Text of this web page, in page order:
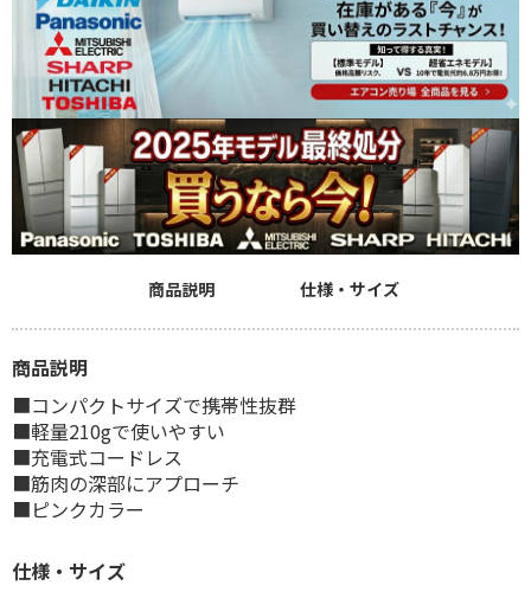
商品説明 仕様・サイズ
商品説明
■コンパクトサイズで携帯性抜群
■軽量210gで使いやすい
■充電式コードレス
■筋肉の深部にアプローチ
■ピンクカラー
仕様・サイズ